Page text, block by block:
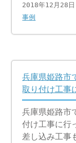
2018年12月28
事例
兵庫県姫路市
取り付け工事
兵庫県姫路市
付け工事に行
差し込み工事